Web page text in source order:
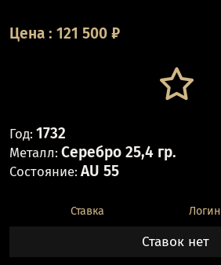
Цена : 121 500 ₽
Год: 1732
Металл: Серебро 25,4 гр.
Состояние: AU 55
Ставка Логин
Ставок нет